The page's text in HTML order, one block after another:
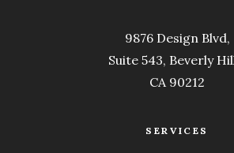
9876 Design Blvd,
Suite 543, Beverly
CA 90212
SERVICES